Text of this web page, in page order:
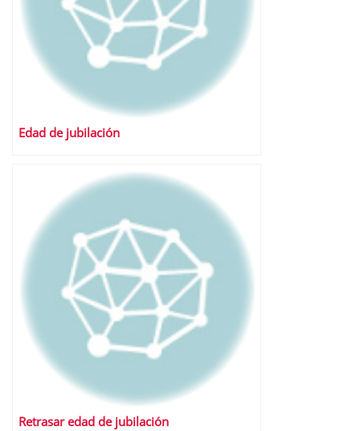
Edad de jubilación
Retrasar edad de jubilación